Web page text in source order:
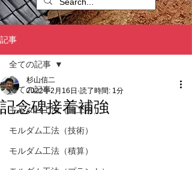
記事
全ての記事
モルダム工法（施工例）
モルダム工法（技術）
モルダム工法（積算）
全ての記事
記念碑接着補強
杉山信二
2022年2月16日 読了時間: 1分